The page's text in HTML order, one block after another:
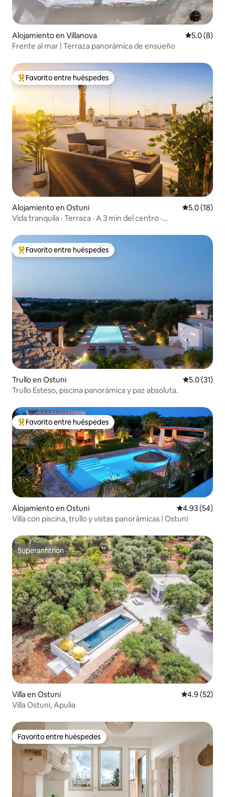
Alojamiento en Villanova
5.0 (8)
Frente al mar | Terraza panorámica de ensueño
Favorito entre huéspedes preferido
Favorito entre huéspedes
Alojamiento en Ostuni Calificación
5.0 (18)
Vida tranquila · Terraza · A 3 min del centro ·
Favorito entre huéspedes preferido
Favorito entre huéspedes
Trullo en Ostuni Calificación
5.0 (31)
Trullo Esteso, piscina panorámica y paz absoluta.
Favorito entre huéspedes preferido
Favorito entre huéspedes
Alojamiento en Ostuni Calificación
4.93 (54)
Villa con piscina, trullo y vistas panorámicas | Ostuni
Superanfitrión
Superanfitrión
Villa en Ostuni Calificación
4.9 (52)
Villa Ostuni, Apulia
Favorito entre huéspedes
Favorito entre huéspedes